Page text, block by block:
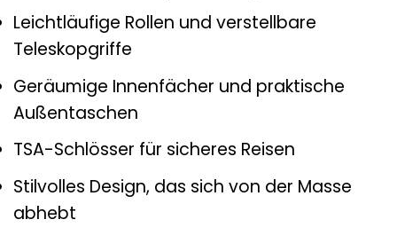
Leichtläufige Rollen und verstellbare
Teleskopgriffe
Geräumige Innenfächer und praktische
Außentaschen
TSA-Schlösser für sicheres Reisen
Stilvolles Design, das sich von der Masse
abhebt